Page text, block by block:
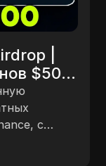
|
$500
|
с
сети,